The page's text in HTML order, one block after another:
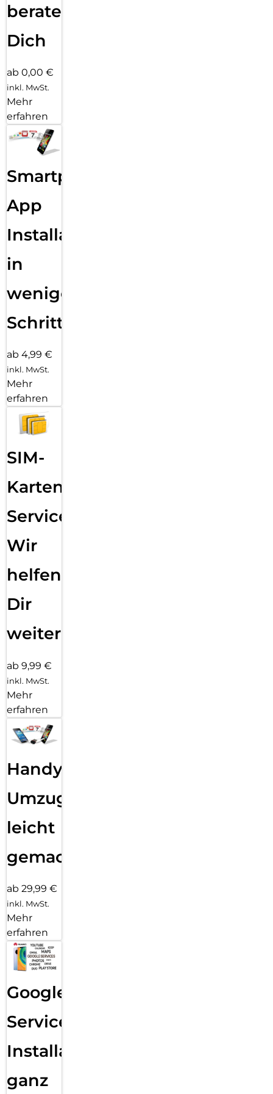
beraten
Dich
ab 0,00 €
inkl. MwSt.
Mehr
erfahren
Smartphone
App
Installation
in
wenigen
Schritten
ab 4,99 €
inkl. MwSt.
Mehr
erfahren
SIM-
Karten
Service:
Wir
helfen
Dir
weiter
ab 9,99 €
inkl. MwSt.
Mehr
erfahren
Handy
Umzug
leicht
gemacht!
ab 29,99 €
inkl. MwSt.
Mehr
erfahren
Google
Services
Installation
ganz